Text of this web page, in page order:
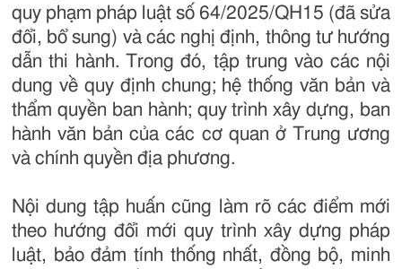
quy phạm pháp luật số 64/2025/QH15 (đã sửa
đổi, bổ sung) và các nghị định, thông tư hướng
dẫn thi hành. Trong đó, tập trung vào các nội
dung về quy định chung; hệ thống văn bản và
thẩm quyền ban hành; quy trình xây dựng, ban
hành văn bản của các cơ quan ở Trung ương
và chính quyền địa phương.
Nội dung tập huấn cũng làm rõ các điểm mới
theo hướng đổi mới quy trình xây dựng pháp
luật, bảo đảm tính thống nhất, đồng bộ, minh